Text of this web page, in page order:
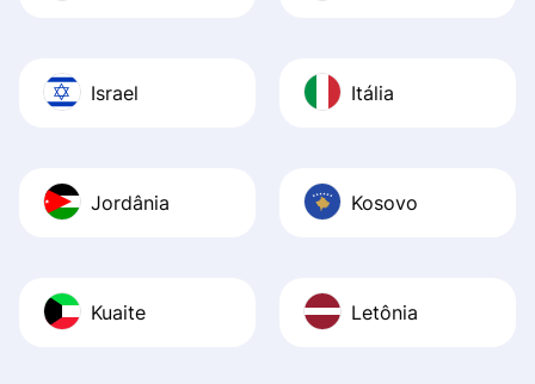
Israel Itália
Jordânia Kosovo
Kuaite Letônia